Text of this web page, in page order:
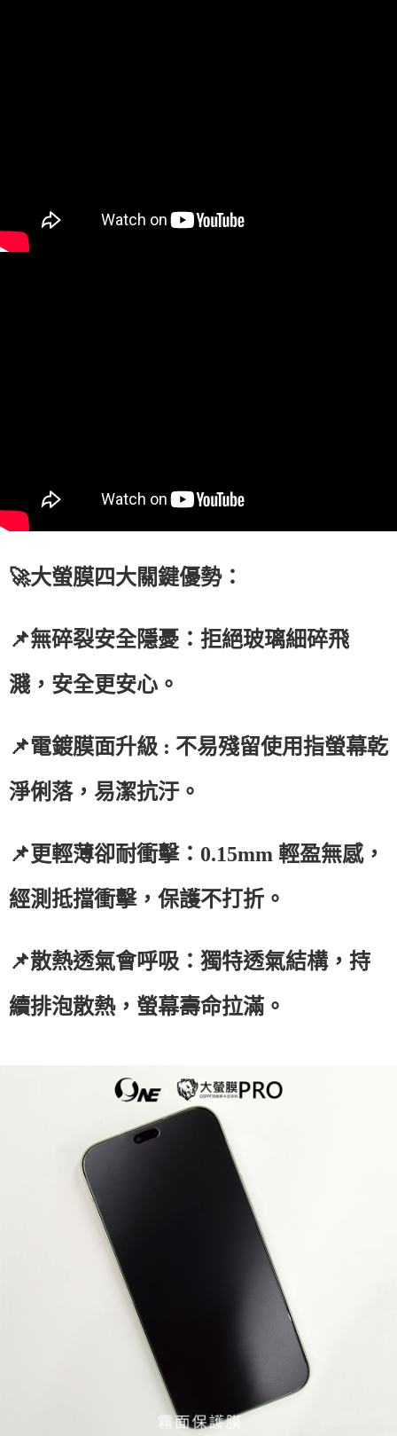
🚀大螢膜四大關鍵優勢：
📌無碎裂安全隱憂：拒絕玻璃細碎飛
濺，安全更安心。
📌電鍍膜面升級 : 不易殘留使用指螢幕乾
淨俐落，易潔抗汙。
📌更輕薄卻耐衝擊：0.15mm 輕盈無感，
經測抵擋衝擊，保護不打折。
📌散熱透氣會呼吸：獨特透氣結構，持
續排泡散熱，螢幕壽命拉滿。